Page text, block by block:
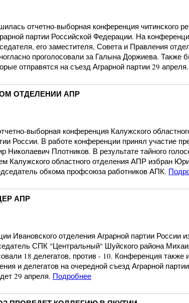
отчетно-выборная конференция читинского
партии Российской Федерации. На
его заместителя, Совета и Правления
проголосовали за Галына Доржиева. Также
отправятся на съезд Аграрной партии 29 апреля.
ОТДЕЛЕНИИ АПР
выборная конференция Калужского
России. В работе конференции принял участие
Плотников. В результате тайного
Калужского областного отделения АПР избран
обкома профсоюза работников АПК.
АПР
Ивановского отделения Аграрной партии России
СПК "Центральный" Шуйского района
18 делегатов, против - 10. Конференция также
и делегатов на очередной съезд Аграрной
29 апреля. Подробнее